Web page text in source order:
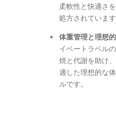
柔軟性と快適さ
処方されています
体重管理と理想
イベートラベル
焼と代謝を助け
適した理想的な
ルです。